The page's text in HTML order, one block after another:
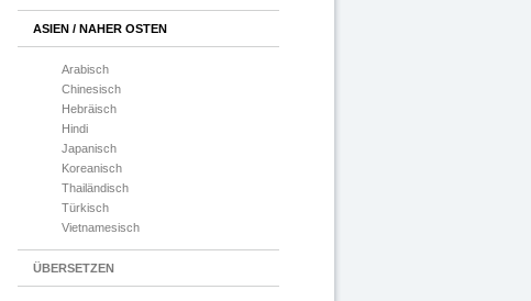
ASIEN / NAHER OSTEN
Arabisch
Chinesisch
Hebräisch
Hindi
Japanisch
Koreanisch
Thailändisch
Türkisch
Vietnamesisch
ÜBERSETZEN